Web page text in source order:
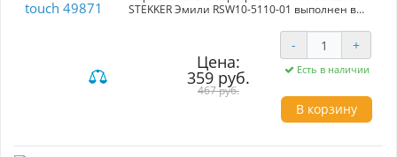
STEKKER Эмили RSW10-5110-01 выполнен в
touch, что придает ему стильный и
современный вид. Эта модель из серии Эмили
гармонично вписывается в различные
интерьерные решения благодаря своим
простым, но изысканным линиям. Размер
изделия составляет 71х71х40 мм, а скрытый
тип установки обеспечивает аккуратный
Цена:
359 руб.
467 руб.
- +
Есть в наличии
В корзину